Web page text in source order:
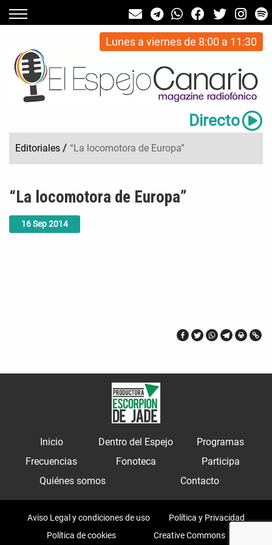
Lunes a viernes de 8:00 a 11:30
Directo
Editoriales / “La locomotora de Europa”
16Sep2014
“La locomotora de Europa”
Inicio Dentro del Espejo
Programas
Frecuencias
Fonoteca
Participa
Quiénes somos
Contacto
Aviso Legal y condiciones de uso
Política y Privacidad
Política de cookies
Creative Commons